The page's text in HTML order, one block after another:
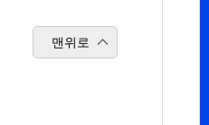
맨위로